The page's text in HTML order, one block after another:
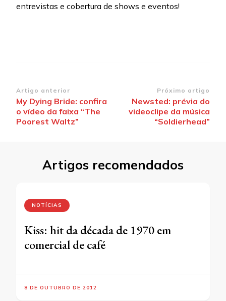
entrevistas e cobertura de shows e eventos!
Navegação
de
post
Artigo anterior
My Dying Bride: confira
o vídeo da faixa “The
Poorest Waltz”
Próximo artigo
Newsted: prévia do
videoclipe da música
“Soldierhead”
Artigos recomendados
NOTÍCIAS
Kiss: hit da década de 1970 em
comercial de café
8 DE OUTUBRO DE 2012